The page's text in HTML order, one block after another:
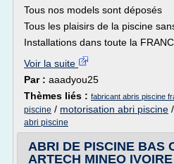
Tous nos models sont déposés
Tous les plaisirs de la piscine
Installations dans toute la
Voir la suite
Par : aaadyou25
Thèmes liés : fabricant abris piscine
piscine / motorisation abri piscine /
abri piscine
ABRI DE PISCINE BAS
ARTECH MINEO